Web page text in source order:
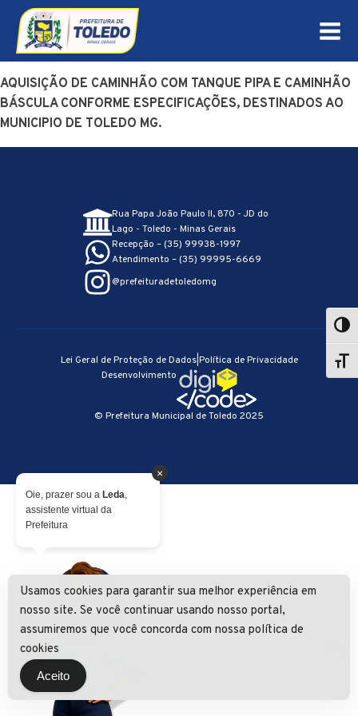
AQUISIÇÃO DE CAMINHÃO COM TANQUE PIPA E CAMINHÃO
BÁSCULA CONFORME ESPECIFICAÇÕES, DESTINADOS AO
MUNICIPIO DE TOLEDO MG.
Rua Papa João Paulo II, 870 - JD do
Lago - Toledo - Minas Gerais
Recepção – (35) 99938-1997
Atendimento – (35) 99995-6669
@prefeituradetoledomg
© Prefeitura Municipal de Toledo 2025
Lei Geral de Proteção de Dados|Política de Privacidade
Desenvolvimento
×
Oie, prazer sou a Leda,
assistente virtual da
Prefeitura
Usamos cookies para garantir sua melhor experiência em
nosso site. Se você continuar usando nosso portal,
assumiremos que você concorda com nossa política de
cookies
Aceito